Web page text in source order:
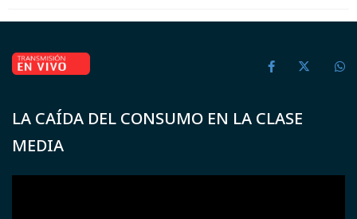
LA CAÍDA DEL CONSUMO EN LA CLASE
MEDIA